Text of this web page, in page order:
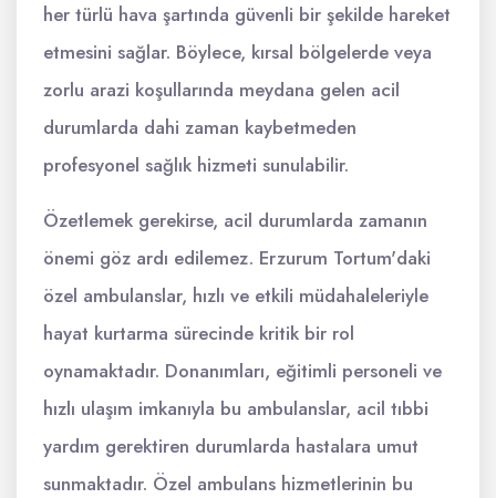
her türlü hava şartında güvenli bir şekilde hareket
etmesini sağlar. Böylece, kırsal bölgelerde veya
zorlu arazi koşullarında meydana gelen acil
durumlarda dahi zaman kaybetmeden
profesyonel sağlık hizmeti sunulabilir.
Özetlemek gerekirse, acil durumlarda zamanın
önemi göz ardı edilemez. Erzurum Tortum'daki
özel ambulanslar, hızlı ve etkili müdahaleleriyle
hayat kurtarma sürecinde kritik bir rol
oynamaktadır. Donanımları, eğitimli personeli ve
hızlı ulaşım imkanıyla bu ambulanslar, acil tıbbi
yardım gerektiren durumlarda hastalara umut
sunmaktadır. Özel ambulans hizmetlerinin bu